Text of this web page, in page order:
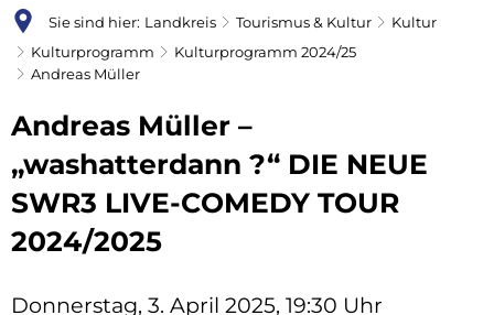
Sie sind hier: Landkreis Tourismus & Kultur
Kultur
Kulturprogramm
Kulturprogramm 2024/25
Andreas Müller
Andreas Müller –
„washatterdann ?“ DIE NEUE
SWR3 LIVE-COMEDY TOUR
2024/2025
Donnerstag, 3. April 2025, 19:30 Uhr